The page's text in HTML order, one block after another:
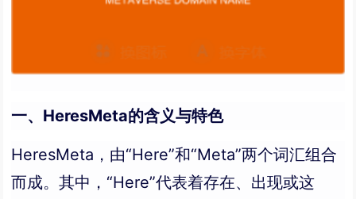
一、HeresMeta的含义与特色
HeresMeta，由“Here”和“Meta”两个词汇组合
而成。其中，“Here”代表着存在、出现或这